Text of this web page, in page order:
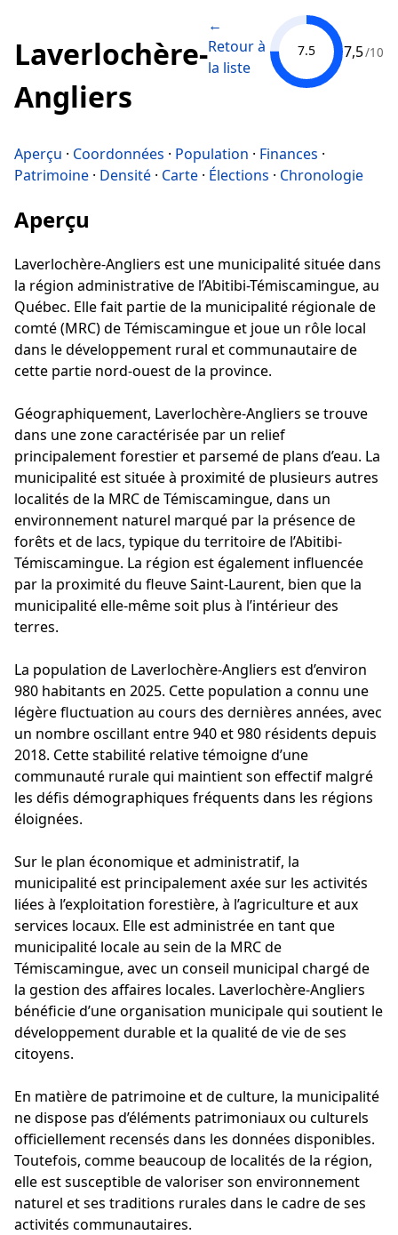
Laverlochère-
Angliers
←
Retour à
la liste
7.5 7,5/10
Aperçu · Coordonnées · Population · Finances ·
Patrimoine · Densité · Carte · Élections · Chronologie
Aperçu
Laverlochère-Angliers est une municipalité située dans
la région administrative de l’Abitibi-Témiscamingue, au
Québec. Elle fait partie de la municipalité régionale de
comté (MRC) de Témiscamingue et joue un rôle local
dans le développement rural et communautaire de
cette partie nord-ouest de la province.
Géographiquement, Laverlochère-Angliers se trouve
dans une zone caractérisée par un relief
principalement forestier et parsemé de plans d’eau. La
municipalité est située à proximité de plusieurs autres
localités de la MRC de Témiscamingue, dans un
environnement naturel marqué par la présence de
forêts et de lacs, typique du territoire de l’Abitibi-
Témiscamingue. La région est également influencée
par la proximité du fleuve Saint-Laurent, bien que la
municipalité elle-même soit plus à l’intérieur des
terres.
La population de Laverlochère-Angliers est d’environ
980 habitants en 2025. Cette population a connu une
légère fluctuation au cours des dernières années, avec
un nombre oscillant entre 940 et 980 résidents depuis
2018. Cette stabilité relative témoigne d’une
communauté rurale qui maintient son effectif malgré
les défis démographiques fréquents dans les régions
éloignées.
Sur le plan économique et administratif, la
municipalité est principalement axée sur les activités
liées à l’exploitation forestière, à l’agriculture et aux
services locaux. Elle est administrée en tant que
municipalité locale au sein de la MRC de
Témiscamingue, avec un conseil municipal chargé de
la gestion des affaires locales. Laverlochère-Angliers
bénéficie d’une organisation municipale qui soutient le
développement durable et la qualité de vie de ses
citoyens.
En matière de patrimoine et de culture, la municipalité
ne dispose pas d’éléments patrimoniaux ou culturels
officiellement recensés dans les données disponibles.
Toutefois, comme beaucoup de localités de la région,
elle est susceptible de valoriser son environnement
naturel et ses traditions rurales dans le cadre de ses
activités communautaires.